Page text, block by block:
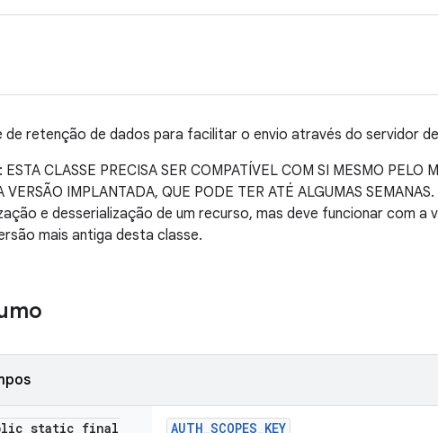
de retenção de dados para facilitar o envio através do servidor
ESTA CLASSE PRECISA SER COMPATÍVEL COM SI MESMO PELO
VERSÃO IMPLANTADA, QUE PODE TER ATÉ ALGUMAS
e desserialização de um recurso, mas deve funcionar com
mais antiga desta classe.
static final
AUTH_SCOPES_KEY